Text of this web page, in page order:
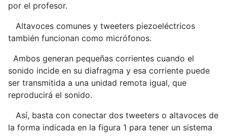
por el profesor.
Altavoces comunes y tweeters piezoeléctricos
también funcionan como micrófonos.
Ambos generan pequeñas corrientes cuando el
sonido incide en su diafragma y esa corriente puede
ser transmitida a una unidad remota igual, que
reproducirá el sonido.
Así, basta con conectar dos tweeters o altavoces de
la forma indicada en la figura 1 para tener un sistema